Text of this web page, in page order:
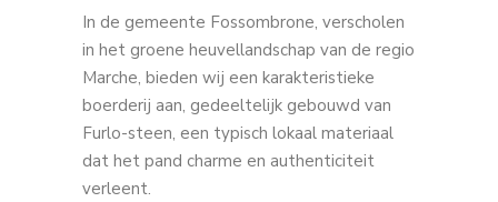
In de gemeente Fossombrone, verscholen
in het groene heuvellandschap van de regio
Marche, bieden wij een karakteristieke
boerderij aan, gedeeltelijk gebouwd van
Furlo-steen, een typisch lokaal materiaal
dat het pand charme en authenticiteit
verleent.